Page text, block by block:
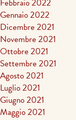
Febbraio 2022
Gennaio 2022
Dicembre 2021
Novembre 2021
Ottobre 2021
Settembre 2021
Agosto 2021
Luglio 2021
Giugno 2021
Maggio 2021